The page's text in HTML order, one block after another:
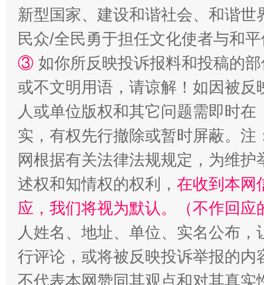
招工难、用工荒背后
新型国家、建设和谐社会、和谐
民众/全民勇于担任文化使者与和
③ 如你所反映投诉报料和投稿的
或不文明用语，请谅解！如因被
人或单位版权和其它问题需即时在
实，有权先行撤除或暂时屏蔽。
网根据有关法律法规规定，为维
述权和知情权的权利， 在收到本网
应，我们将视为默认。（不作回应
人姓名、地址、单位、实名公布
行评论，或将被反映投诉举报的
不代表本网赞同其观点和对其真实